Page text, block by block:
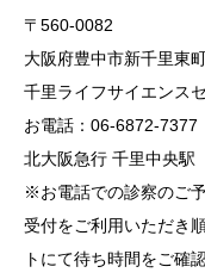
〒560-0082
大阪府豊中市新千里東
千里ライフサイエンス
お電話：06-6872-7377
北大阪急行 千里中央
※お電話での診察のご
受付をご利用いただき
トにて待ち時間をご確